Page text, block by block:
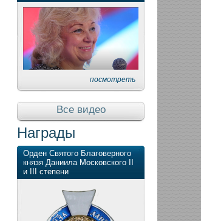
посмотреть
Все видео
Награды
Орден Святого Благоверного
князя Даниила Московского II
и III степени